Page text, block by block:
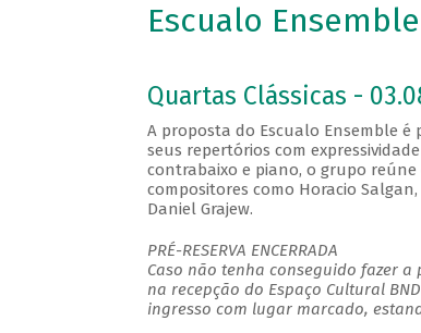
Escualo Ensemble
Quartas Clássicas -
A proposta do Escualo Ensemble
seus repertórios com
contrabaixo e piano, o grupo
compositores como Horacio
Daniel Grajew.
PRÉ-RESERVA ENCERRADA
Caso não tenha conseguido fazer
na recepção do Espaço Cultural
ingresso com lugar marcado,